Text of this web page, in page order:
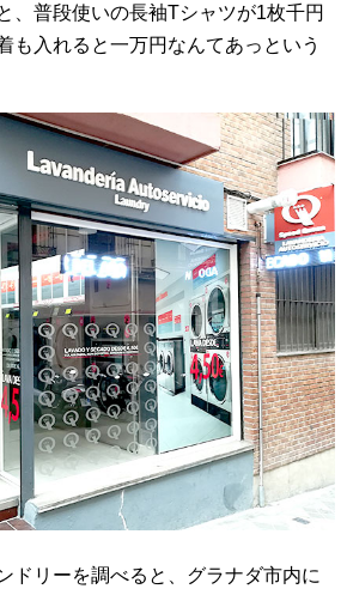
、普段使いの長袖Tシャツが1枚千円
も入れると一万円なんてあっという
ドリーを調べると、グラナダ市内に